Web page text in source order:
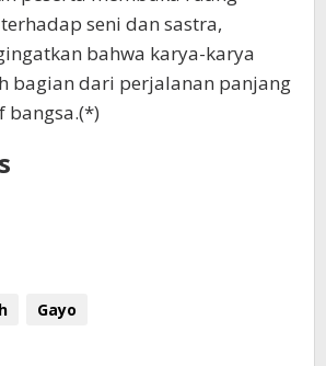
seni dan sastra,
bahwa karya-karya
bagian dari perjalanan panjang
bangsa.(*)
Gayo